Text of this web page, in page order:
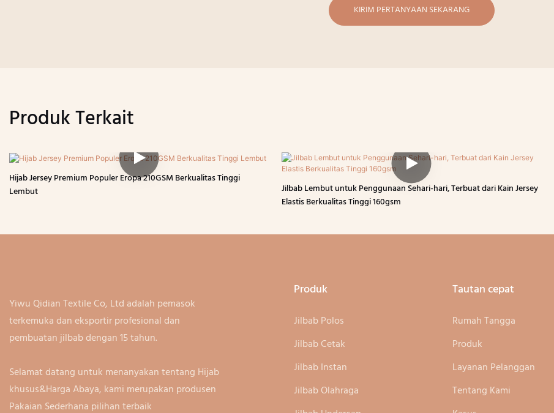
KIRIM PERTANYAAN SEKARANG
Produk Terkait
Hijab Jersey Premium Populer Eropa 210GSM Berkualitas Tinggi
Lembut
Jilbab Lembut untuk Penggunaan Sehari-hari, Terbuat dari Kain Jersey
Elastis Berkualitas Tinggi 160gsm
Yiwu Qidian Textile Co, Ltd adalah pemasok
terkemuka dan eksportir profesional dan
pembuatan jilbab dengan 15 tahun.
Selamat datang untuk menanyakan tentang Hijab
khusus&Harga Abaya, kami merupakan produsen
Pakaian Sederhana pilihan terbaik
Produk
Jilbab Polos
Jilbab Cetak
Jilbab Instan
Jilbab Olahraga
Tautan cepat
Rumah Tangga
Produk
Layanan Pelanggan
Tentang Kami